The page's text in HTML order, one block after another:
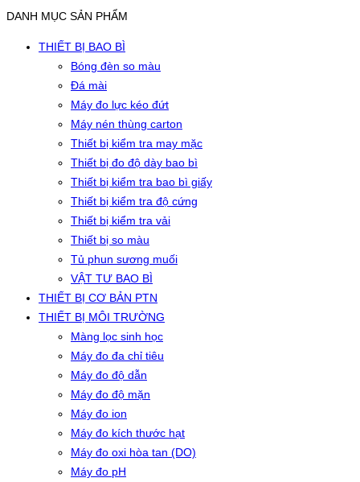
DANH MỤC SẢN PHẨM
THIẾT BỊ BAO BÌ
Bóng đèn so màu
Đá mài
Máy đo lực kéo đứt
Máy nén thùng carton
Thiết bị kiểm tra may mặc
Thiết bị đo độ dày bao bì
Thiết bị kiểm tra bao bì giấy
Thiết bị kiểm tra độ cứng
Thiết bị kiểm tra vải
Thiết bị so màu
Tủ phun sương muối
VẬT TƯ BAO BÌ
THIẾT BỊ CƠ BẢN PTN
THIẾT BỊ MÔI TRƯỜNG
Màng lọc sinh học
Máy đo đa chỉ tiêu
Máy đo độ dẫn
Máy đo độ mặn
Máy đo ion
Máy đo kích thước hạt
Máy đo oxi hòa tan (DO)
Máy đo pH